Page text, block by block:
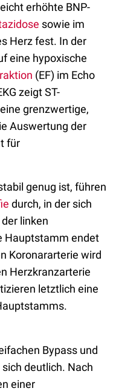
erhöhte BNP-
sowie im
Herz fest. In der
eine hypoxische
(EF) im Echo
zeigt ST-
grenzwertige,
Auswertung der
für
genug ist, führen
durch, in der sich
linken
Hauptstamm endet
Koronararterie wird
Herzkranzarterie
letztlich eine
Bypass und
deutlich. Nach
einer